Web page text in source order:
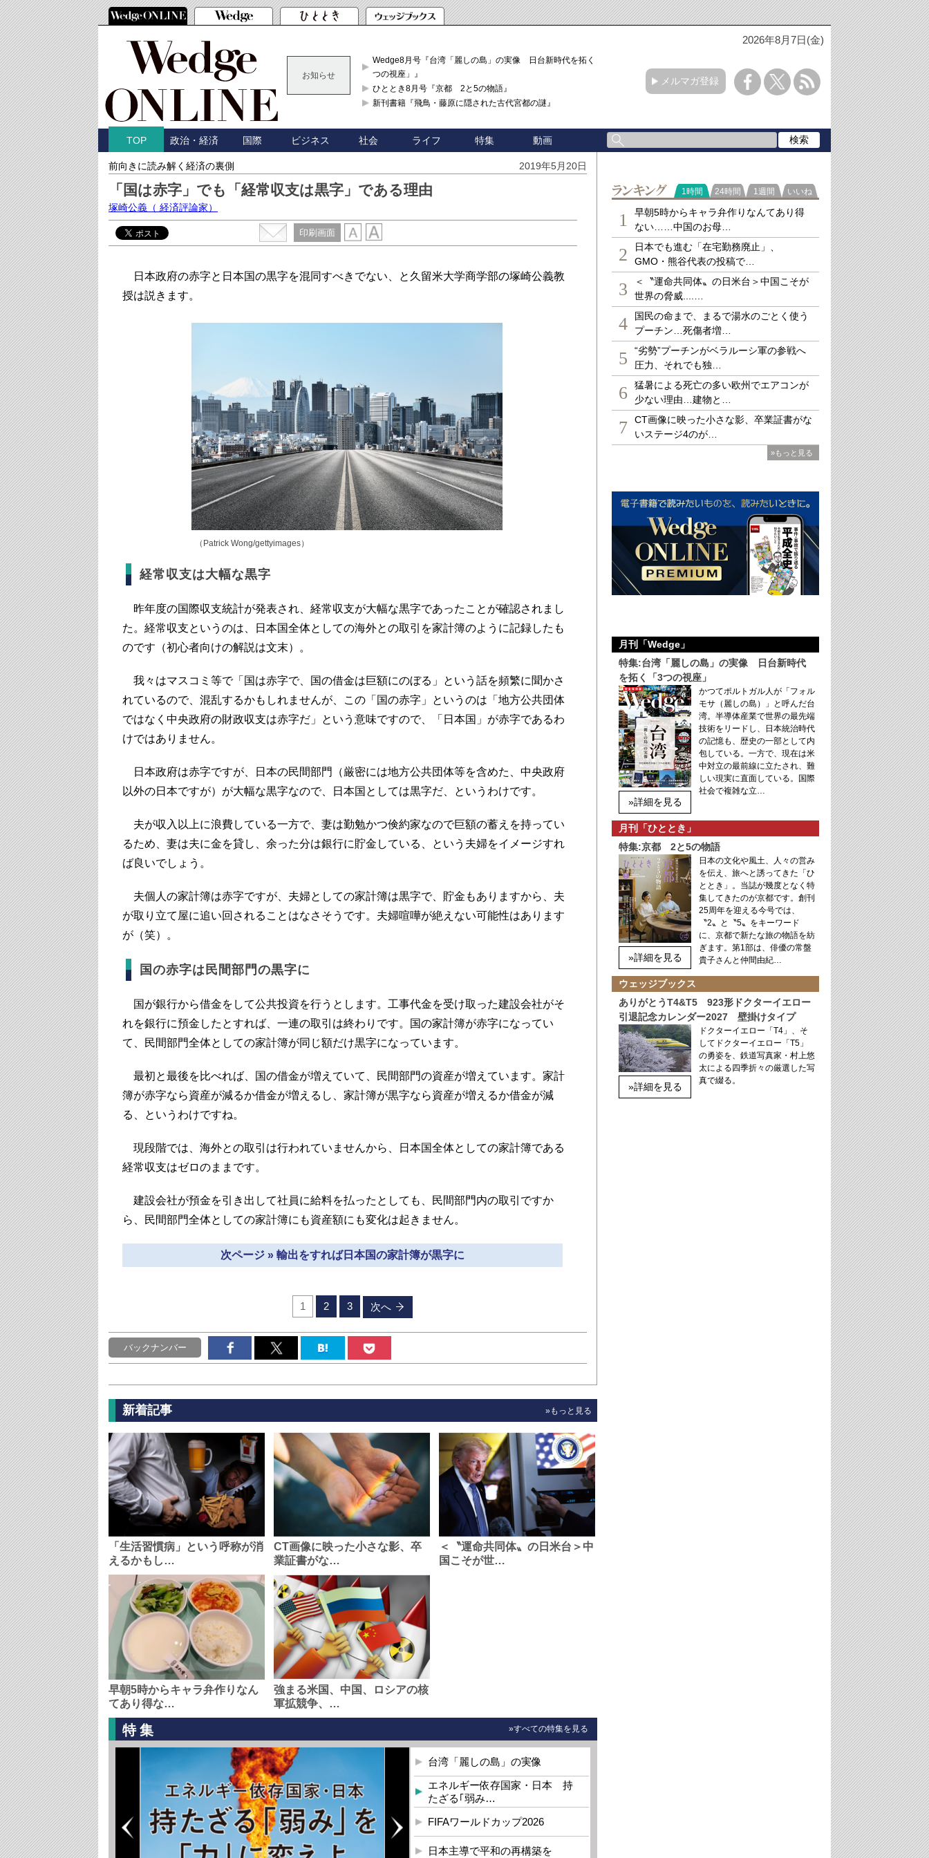
2026年8月7日(金)
お知らせ
Wedge8月号『台湾「麗しの島」の実像 日台新時代を拓く「3
つの視座」』
ひととき8月号『京都 2と5の物語』
新刊書籍『飛鳥・藤原に隠された古代宮都の謎』
メルマガ登録
TOP 政治・経済 国際 ビジネス 社会 ライフ 特集 動画
前向きに読み解く経済の裏側 2019年5月20日
「国は赤字」でも「経常収支は黒字」である理由
塚崎公義 （ 経済評論家）
印刷画面
日本政府の赤字と日本国の黒字を混同すべきでない、と久留米大学商学部の塚崎公義教
授は説きます。
（Patrick Wong/gettyimages）
経常収支は大幅な黒字
昨年度の国際収支統計が発表され、経常収支が大幅な黒字であったことが確認されまし
た。経常収支というのは、日本国全体としての海外との取引を家計簿のように記録したも
のです（初心者向けの解説は文末）。
我々はマスコミ等で「国は赤字で、国の借金は巨額にのぼる」という話を頻繁に聞かさ
れているので、混乱するかもしれませんが、この「国の赤字」というのは「地方公共団体
ではなく中央政府の財政収支は赤字だ」という意味ですので、「日本国」が赤字であるわ
けではありません。
日本政府は赤字ですが、日本の民間部門（厳密には地方公共団体等を含めた、中央政府
以外の日本ですが）が大幅な黒字なので、日本国としては黒字だ、というわけです。
夫が収入以上に浪費している一方で、妻は勤勉かつ倹約家なので巨額の蓄えを持ってい
るため、妻は夫に金を貸し、余った分は銀行に貯金している、という夫婦をイメージすれ
ば良いでしょう。
夫個人の家計簿は赤字ですが、夫婦としての家計簿は黒字で、貯金もありますから、夫
が取り立て屋に追い回されることはなさそうです。夫婦喧嘩が絶えない可能性はあります
が（笑）。
国の赤字は民間部門の黒字に
国が銀行から借金をして公共投資を行うとします。工事代金を受け取った建設会社がそ
れを銀行に預金したとすれば、一連の取引は終わりです。国の家計簿が赤字になってい
て、民間部門全体としての家計簿が同じ額だけ黒字になっています。
最初と最後を比べれば、国の借金が増えていて、民間部門の資産が増えています。家計
簿が赤字なら資産が減るか借金が増えるし、家計簿が黒字なら資産が増えるか借金が減
る、というわけですね。
現段階では、海外との取引は行われていませんから、日本国全体としての家計簿である
経常収支はゼロのままです。
建設会社が預金を引き出して社員に給料を払ったとしても、民間部門内の取引ですか
ら、民間部門全体としての家計簿にも資産額にも変化は起きません。
次ページ » 輸出をすれば日本国の家計簿が黒字に
1 2 3 次へ
バックナンバー
新着記事 »もっと見る
「生活習慣病」という呼称が消
えるかもし…
CT画像に映った小さな影、卒
業証書がな…
＜〝運命共同体〟の日米台＞中
国こそが世…
早朝5時からキャラ弁作りなん
てあり得な…
強まる米国、中国、ロシアの核
軍拡競争、…
特集 »すべての特集を見る
台湾「麗しの島」の実像
エネルギー依存国家・日本 持
たざる｢弱み…
FIFAワールドカップ2026
日本主導で平和の再構築を
ランキング
1時間 24時間 1週間 いいね
1
早朝5時からキャラ弁作りなんてあり得
ない……中国のお母…
2
日本でも進む「在宅勤務廃止」、
GMO・熊谷代表の投稿で…
3
＜〝運命共同体〟の日米台＞中国こそが
世界の脅威....…
4
国民の命まで、まるで湯水のごとく使う
プーチン…死傷者増…
5
“劣勢”プーチンがベラルーシ軍の参戦へ
圧力、それでも独…
6
猛暑による死亡の多い欧州でエアコンが
少ない理由…建物と…
7
CT画像に映った小さな影、卒業証書がな
いステージ4のが…
»もっと見る
月刊「Wedge」
特集:台湾「麗しの島」の実像 日台新時代
を拓く「3つの視座」
»詳細を見る
かつてポルトガル人が「フォル
モサ（麗しの島）」と呼んだ台
湾。半導体産業で世界の最先端
技術をリードし、日本統治時代
の記憶も、歴史の一部として内
包している。一方で、現在は米
中対立の最前線に立たされ、難
しい現実に直面している。国際
社会で複雑な立…
月刊「ひととき」
特集:京都 2と5の物語
»詳細を見る
日本の文化や風土、人々の営み
を伝え、旅へと誘ってきた「ひ
ととき」。当誌が幾度となく特
集してきたのが京都です。創刊
25周年を迎える今号では、
〝2〟と〝5〟をキーワード
に、京都で新たな旅の物語を紡
ぎます。第1部は、俳優の常盤
貴子さんと仲間由紀…
ウェッジブックス
ありがとうT4&T5 923形ドクターイエロー
引退記念カレンダー2027 壁掛けタイプ
»詳細を見る
ドクターイエロー「T4」、そ
してドクターイエロー「T5」
の勇姿を、鉄道写真家・村上悠
太による四季折々の厳選した写
真で綴る。